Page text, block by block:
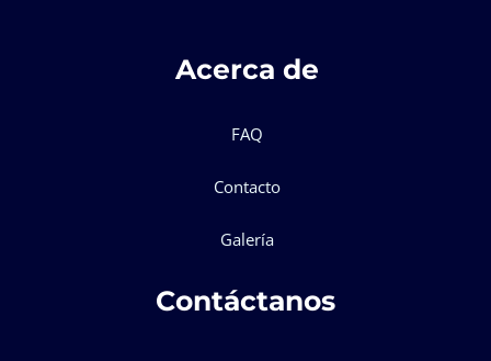
Acerca de
FAQ
Contacto
Galería
Contáctanos